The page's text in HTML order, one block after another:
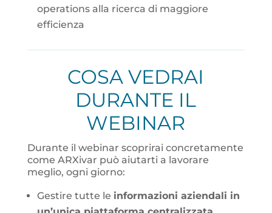
operations alla ricerca di maggiore
efficienza
COSA VEDRAI
DURANTE IL
WEBINAR
Durante il webinar scoprirai concretamente
come ARXivar può aiutarti a lavorare
meglio, ogni giorno:
Gestire tutte le informazioni aziendali in